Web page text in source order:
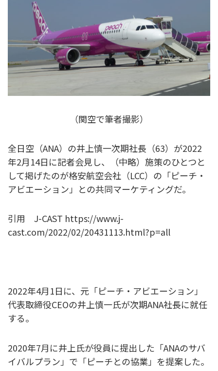
（関空で筆者撮影）
全日空（ANA）の井上慎一次期社長（63）が2022
年2月14日に記者会見し、（中略）施策のひとつと
して掲げたのが格安航空会社（LCC）の「ピーチ・
アビエーション」との共同マーケティングだ。
引用 J-CAST https://www.j-
cast.com/2022/02/20431113.html?p=all
2022年4月1日に、元「ピーチ・アビエーション」
代表取締役CEOの井上慎一氏が次期ANA社長に就任
する。
2020年7月に井上氏が役員に提出した「ANAのサバ
イバルプラン」で「ピーチとの協業」を提案した。